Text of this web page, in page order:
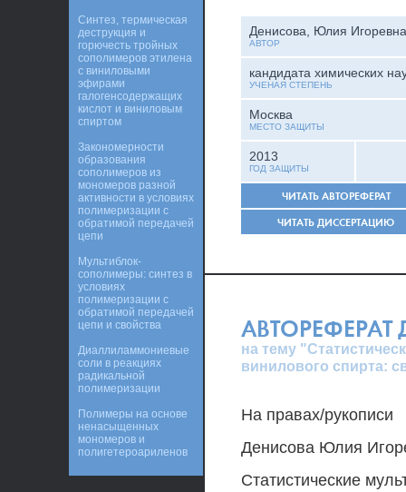
Денисова, Юлия Игоревна
АВТОР
кандидата химических
УЧЕНАЯ СТЕПЕНЬ
Москва
МЕСТО ЗАЩИТЫ
2013
ГОД ЗАЩИТЫ
ЧИТАТЬ АВТОРЕФЕРАТ
ЧИТАТЬ ДИССЕРТАЦИЮ
АВТОРЕФЕРАТ
на тему
винилового спирта:
На правах/рукописи
Денисова Юлия
Статистические
Синтез, термическая
деструкция и
горючесть тройных
сополимеров этилена
с виниловыми
эфирами
галогенсодержащих
кислот и виниловым
спиртом
Закономерности
образования
сополимеров из
мономеров разной
активности в условиях
полимеризации с
обратимой передачей
цепи
Мультиблок-
сополимеры: синтез в
условиях
полимеризации с
обратимой передачей
цепи и свойства
Диаллиламмониевые
соли в реакциях
радикальной
полимеризации
Полимеры на основе
ненасыщенных
мономеров и
полигетероариленов